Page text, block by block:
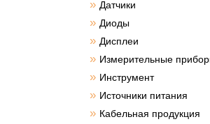
» Датчики
» Диоды
» Дисплеи
» Измерительные
» Инструмент
» Источники питания
» Кабельная продукция